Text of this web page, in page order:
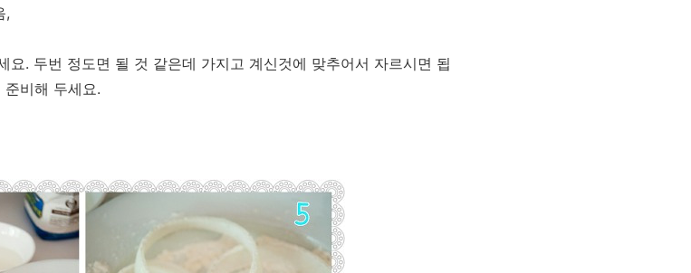
,
. 두번 정도면 될 것 같은데 가지고 계신것에 맞추어서 자르시면 됩
비해 두세요.